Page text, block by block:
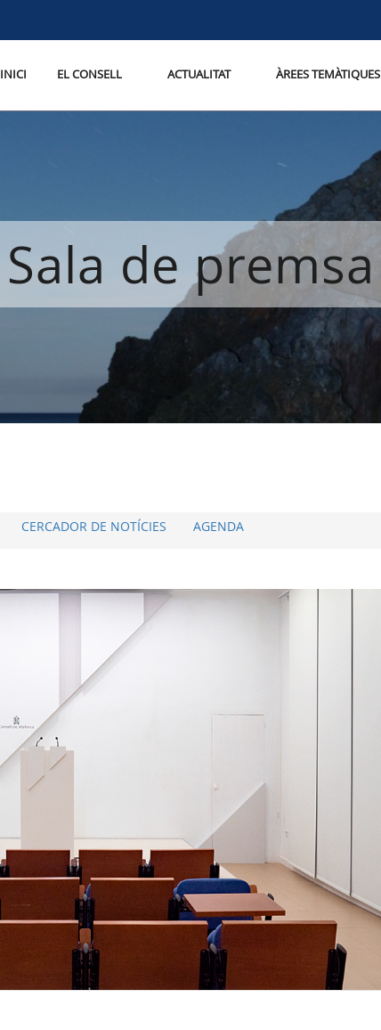
INICI EL CONSELL ACTUALITAT ÀREES TEMÀTIQUES
Sala de premsa
CERCADOR DE NOTÍCIES AGENDA